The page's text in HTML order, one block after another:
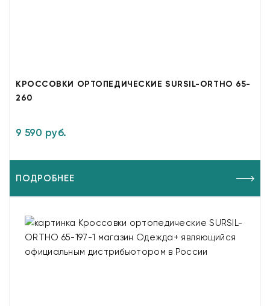
КРОССОВКИ ОРТОПЕДИЧЕСКИЕ SURSIL-ORTHO 65-
260
9 590 руб.
ПОДРОБНЕЕ